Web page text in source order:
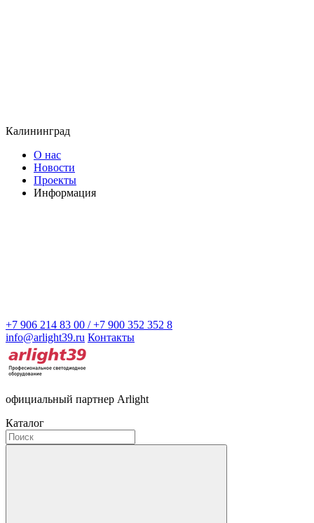
Калининград
О нас
Новости
Проекты
Информация
+7 906 214 83 00 / +7 900 352 352 8
info@arlight39.ru Контакты
официальный партнер Arlight
Каталог